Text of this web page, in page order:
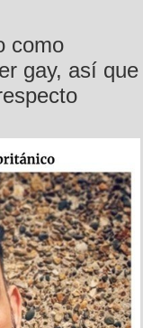
como
gay, así que